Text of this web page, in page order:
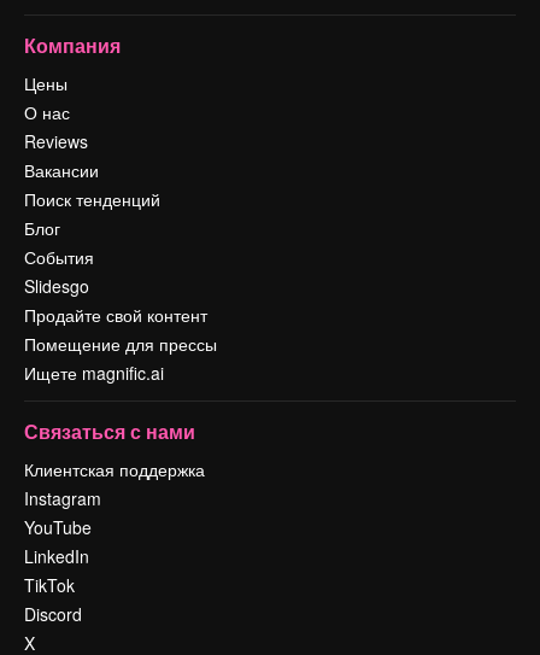
Компания
Цены
О нас
Reviews
Вакансии
Поиск тенденций
Блог
События
Slidesgo
Продайте свой контент
Помещение для прессы
Ищете magnific.ai
Связаться с нами
Клиентская поддержка
Instagram
YouTube
LinkedIn
TikTok
Discord
X